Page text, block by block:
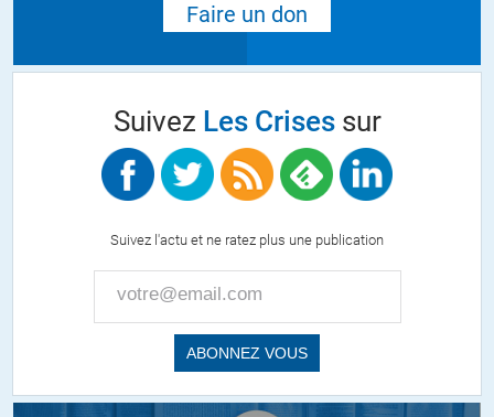
Faire un don
Suivez Les Crisessur
Suivez l'actu et ne ratez plus une publication